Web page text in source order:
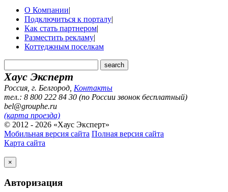
О Компании|
Подключиться к порталу|
Как стать партнером|
Разместить рекламу|
Коттеджным поселкам
Хаус Эксперт
Россия, г. Белгород Контакты
тел.: 8 800 222 84 30 (по России звонок бесплатный)
bel@grouphe.ru
(карта проезда)
© 2012 - 2026 «Хаус Эксперт»
Мобильная версия сайта Полная версия сайта
Карта сайта
×
Авторизация